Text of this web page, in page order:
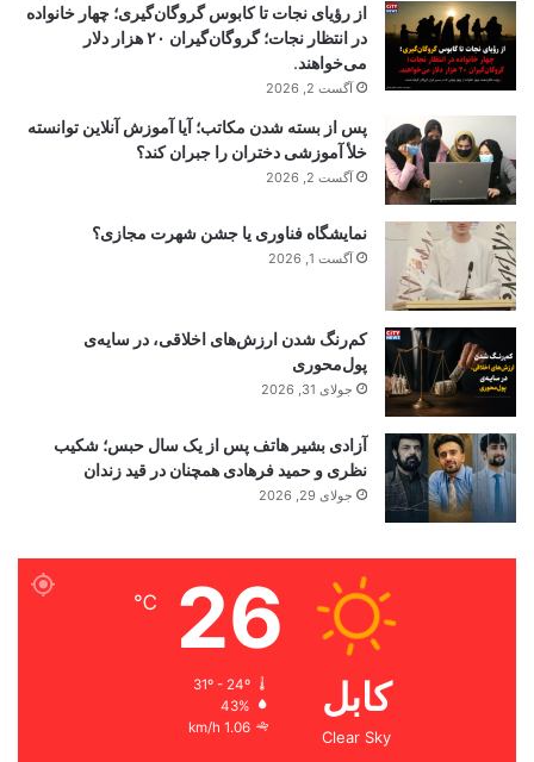
از رؤیای نجات تا کابوس گروگان‌گیری؛ چهار خانواده
در انتظار نجات؛ گروگان‌گیران ۲۰ هزار دلار
می‌خواهند.
آگست 2, 2026
پس از بسته شدن مکاتب؛ آیا آموزش آنلاین توانسته
خلأ آموزشی دختران را جبران کند؟
آگست 2, 2026
نمایشگاه فناوری یا جشن شهرت مجازی؟
آگست 1, 2026
کم‌رنگ شدن ارزش‌های اخلاقی، در سایه‌ی
پول‌محوری
جولای 31, 2026
آزادی بشیر هاتف پس از یک سال حبس؛ شکیب
نظری و حمید فرهادی همچنان در قید زندان
جولای 29, 2026
کابل
Clear Sky
26
℃
31º - 24º
43%
1.06 km/h